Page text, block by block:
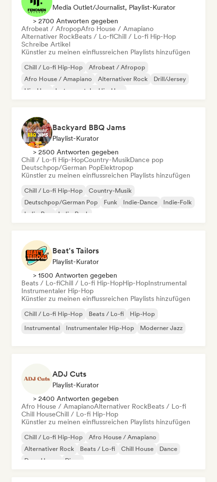
Media Outlet/Journalist, Playlist-Kurator
> 2700 Antworten gegeben
Afrobeat / AfropopAfro House / Amapiano
Alternativer RockBeats / Lo-fiChill / Lo-fi Hip-Hop
Schreibe Artikel
Künstler zu meinen einflussreichen Playlists hinzufügen
Chill / Lo-fi Hip-Hop
Afrobeat / Afropop
Afro House / Amapiano
Alternativer Rock
Drill/Jersey
Hip-Hop
Instrumentaler Hip-Hop
Backyard BBQ Jams
Playlist-Kurator
> 2500 Antworten gegeben
Chill / Lo-fi Hip-HopCountry-MusikDance pop
Deutschpop/German PopElektropop
Künstler zu meinen einflussreichen Playlists hinzufügen
Chill / Lo-fi Hip-Hop
Country-Musik
Deutschpop/German Pop
Funk Indie-Dance
Indie-Folk
Indie-Pop
Indie-Rock
Beat's Tailors
Playlist-Kurator
> 1500 Antworten gegeben
Beats / Lo-fiChill / Lo-fi Hip-HopHip-HopInstrumental
Instrumentaler Hip-Hop
Künstler zu meinen einflussreichen Playlists hinzufügen
Chill / Lo-fi Hip-Hop Beats / Lo-fi
Hip-Hop
Instrumental
Instrumentaler Hip-Hop Moderner Jazz
ADJ Cuts
Playlist-Kurator
> 2400 Antworten gegeben
Afro House / AmapianoAlternativer RockBeats / Lo-fi
Chill HouseChill / Lo-fi Hip-Hop
Künstler zu meinen einflussreichen Playlists hinzufügen
Chill / Lo-fi Hip-Hop
Afro House / Amapiano
Alternativer Rock
Beats / Lo-fi Chill House
Dance
Deep House
Disco